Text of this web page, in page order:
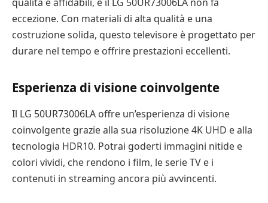
eccezione. Con materiali di alta qualità e una
costruzione solida, questo televisore è progettato per
durare nel tempo e offrire prestazioni eccellenti.
Esperienza di visione coinvolgente
Il LG 50UR73006LA offre un’esperienza di visione
coinvolgente grazie alla sua risoluzione 4K UHD e alla
tecnologia HDR10. Potrai goderti immagini nitide e
colori vividi, che rendono i film, le serie TV e i
contenuti in streaming ancora più avvincenti.